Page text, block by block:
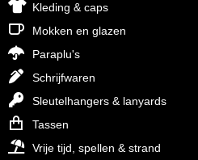
Kleding & caps
Mokken en glazen
Paraplu's
Schrijfwaren
Sleutelhangers & lanyards
Tassen
Vrije tijd, spellen & strand